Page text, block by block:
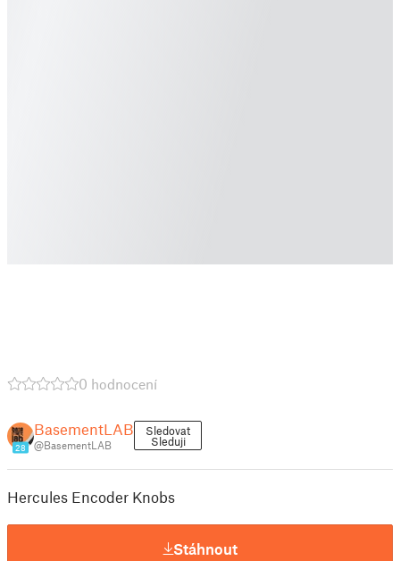
0 hodnocení
28
BasementLAB
@BasementLAB
Sledovat
Sleduji
Hercules Encoder Knobs
Stáhnout